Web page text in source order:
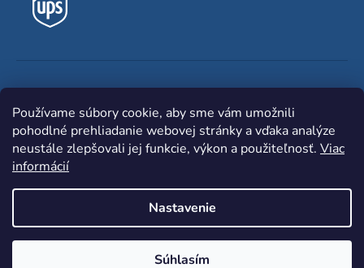
Používame súbory cookie, aby sme vám umožnili
pohodlné prehliadanie webovej stránky a vďaka analýze
neustále zlepšovali jej funkcie, výkon a použiteľnosť. Viac
informácií
Nastavenie
Súhlasím
Shoptet |mime digital